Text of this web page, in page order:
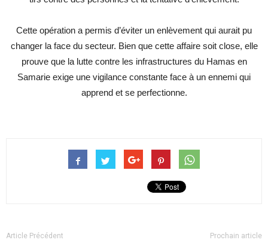
Cette opération a permis d’éviter un enlèvement qui aurait pu
changer la face du secteur. Bien que cette affaire soit close, elle
prouve que la lutte contre les infrastructures du Hamas en
Samarie exige une vigilance constante face à un ennemi qui
apprend et se perfectionne.
Article Précédent Prochain article